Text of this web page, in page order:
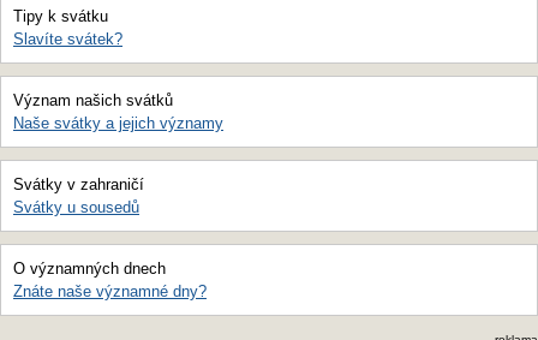
Tipy k svátku
Slavíte svátek?
Význam našich svátků
Naše svátky a jejich významy
Svátky v zahraničí
Svátky u sousedů
O významných dnech
Znáte naše významné dny?